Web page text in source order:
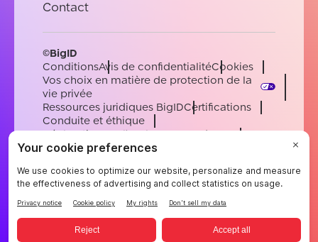
Contact
©BigID
ConditionsAvis de confidentialitéCookies
Vos choix en matière de protection de la
vie privée
Ressources juridiques BigIDCertifications
Conduite et éthique
Déclaration sur l'esclavage moderne
Sous-processeursSoutien
EnglishGermanFrenchSpanishPortuguese